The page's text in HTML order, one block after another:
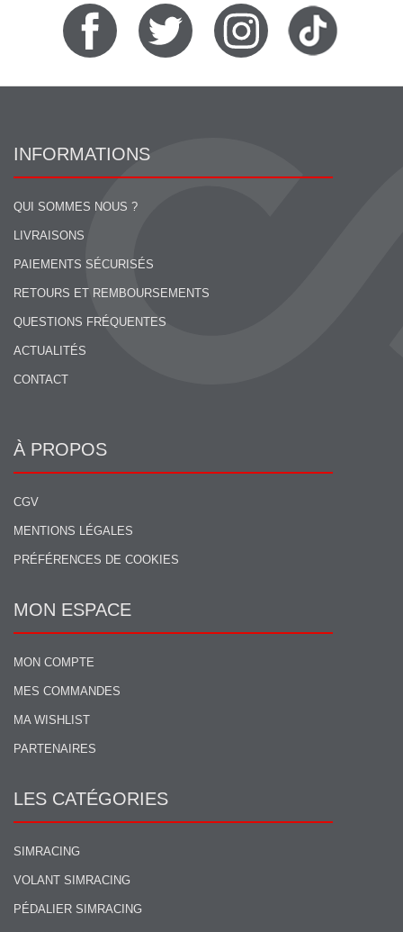
INFORMATIONS
QUI SOMMES NOUS ?
LIVRAISONS
PAIEMENTS SÉCURISÉS
RETOURS ET REMBOURSEMENTS
QUESTIONS FRÉQUENTES
ACTUALITÉS
CONTACT
À PROPOS
CGV
MENTIONS LÉGALES
PRÉFÉRENCES DE COOKIES
MON ESPACE
MON COMPTE
MES COMMANDES
MA WISHLIST
PARTENAIRES
LES CATÉGORIES
SIMRACING
VOLANT SIMRACING
PÉDALIER SIMRACING